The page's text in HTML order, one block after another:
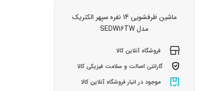
ماشین ظرفشویی 14 نفره سپهر الکتریک
مدل SEDW16TW
فروشگاه آنلاین کالا
گارانتی اصالت و سلامت فیزیکی کالا
موجود در انبار فروشگاه آنلاین کالا